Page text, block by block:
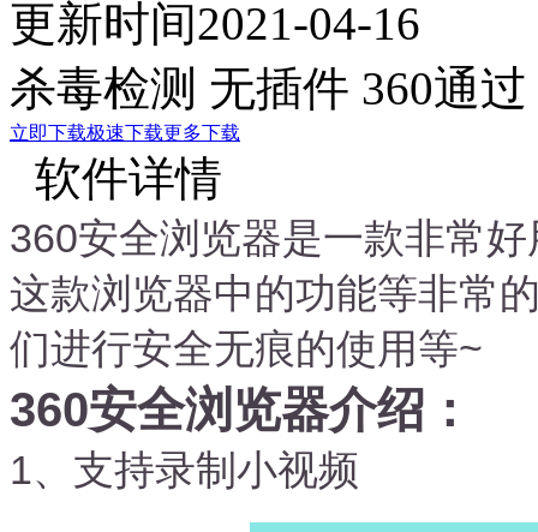
更新时间2021-04-16
杀毒检测 无插件 360通过
立即下载极速下载更多下载
软件详情
360安全浏览器是一款非常
这款浏览器中的功能等非常
们进行安全无痕的使用等~
360安全浏览器介绍：
1、支持录制小视频